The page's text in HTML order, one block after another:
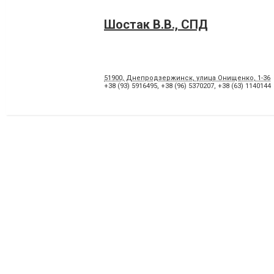
Шостак В.В., СПД
51900, Днепродзержинск, улица Онищенко, 1-36
+38 (93) 5916495, +38 (96) 5370207, +38 (63) 1140144